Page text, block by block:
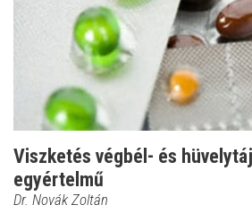
Viszketés végbél- és
egyértelmű
Dr. Novák Zoltán